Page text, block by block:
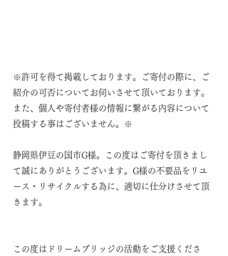
※許可を得て掲載しております。ご寄付の際に、ご
紹介の可否についてお伺いさせて頂いております。
また、個人や寄付者様の情報に繋がる内容について
投稿する事はございません。※
静岡県伊豆の国市G様。この度はご寄付を頂きまし
て誠にありがとうございます。G様の不要品をリユ
ース・リサイクルする為に、適切に仕分けさせて頂
きます。
この度はドリームブリッジの活動をご支援くださ